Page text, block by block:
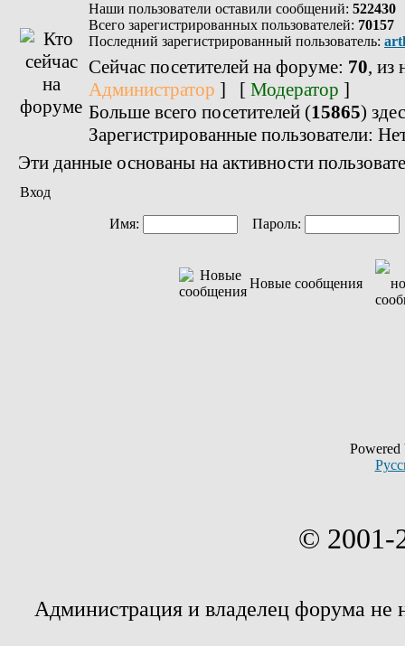
Наши пользователи оставили сообщений: 522430
Всего зарегистрированных пользователей: 70157
Последний зарегистрированный пользователь:
Сейчас посетителей на форуме: 70, из
Администратор ] [ Модератор ]
Больше всего посетителей (15865)
Зарегистрированные пользователи:
Эти данные основаны на активности
Вход
Имя: Пароль:
Новые сообщения
© 2001-
Администрация и владелец форума не